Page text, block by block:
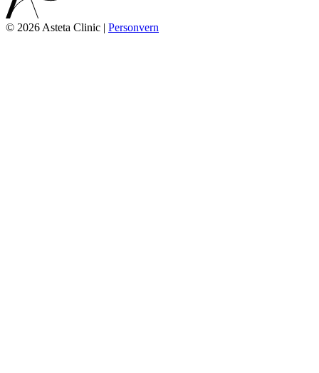
© 2026 Asteta Clinic | Personvern